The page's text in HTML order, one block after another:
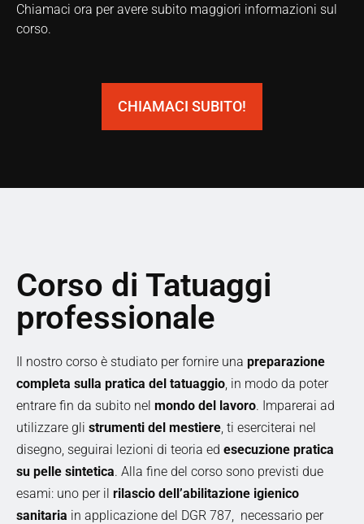
Chiamaci ora per avere subito maggiori informazioni sul
corso.
CHIAMACI SUBITO!
Corso di Tatuaggi
professionale
Il nostro corso è studiato per fornire una preparazione
completa sulla pratica del tatuaggio, in modo da poter
entrare fin da subito nel mondo del lavoro. Imparerai ad
utilizzare gli strumenti del mestiere, ti eserciterai nel
disegno, seguirai lezioni di teoria ed esecuzione pratica
su pelle sintetica. Alla fine del corso sono previsti due
esami: uno per il rilascio dell’abilitazione igienico
sanitaria in applicazione del DGR 787, necessario per